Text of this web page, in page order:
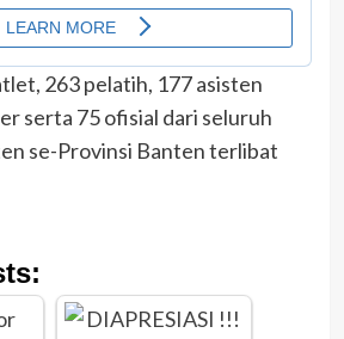
263 pelatih, 177 asisten
serta 75 ofisial dari seluruh
se-Provinsi Banten terlibat